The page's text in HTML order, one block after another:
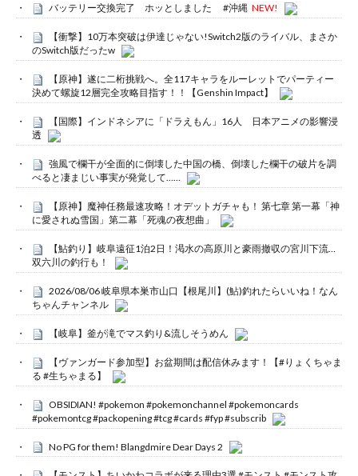
バッテリー交換完了 ホッとしました #沖縄 NEW!
【衝撃】10万本突破は伊達じゃない!Switch2版のライバル、まさか
のSwitch版だったw
【原神】遂に二桁挑戦へ。全117キャラをルーレットでパーティー
決めて螺旋12層完全攻略目指す！！【Genshin Impact】
【国際】インドネシアに「ドラえもん」16人 日本アニメの影響浸
透
強風で欄干が全面的に倒壊した中国の橋、倒壊した欄干の破片を調
べると凄まじい事実が発覚して……
【原神】魔神任務最速攻略！オデットガチャも！ 第七章 第一幕「神
に愛されぬ雪国」第二幕「死魂の夜想曲」
【鮎釣り】岐阜遠征1泊2日！渇水の高原川と豪雨撤収の宮川下流…
双六川の釣行も！
2026/08/06 岐阜県本巣市山口【根尾川】(鮎)釣れたらいいね！なん
ちゃんチャンネル
【岐阜】釜が滝でマス釣り&流しそうめん
【ヴァンガード参加型】お盆期間は配信休みます！【#りょくちゃま
る #生ちゃまる】
OBSIDIAN! #pokemon #pokemonchannel #pokemoncards
#pokemontcg #packopening #tcg #cards #fyp #subscrib
No PG for them! Blangdmire Dear Days 2